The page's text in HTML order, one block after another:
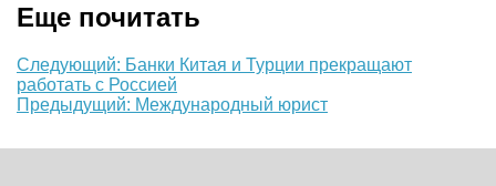
Еще почитать
Следующий: Банки Китая и Турции прекращают
работать с Россией
Предыдущий: Международный юрист